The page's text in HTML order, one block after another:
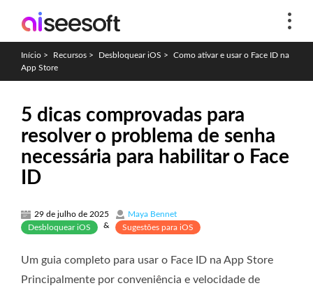
Início > Recursos > Desbloquear iOS >
Como ativar e usar o Face ID na
App Store
5 dicas comprovadas para
resolver o problema de senha
necessária para habilitar o Face
ID
29 de julho de 2025
Maya Bennet
Desbloquear iOS
& Sugestões para iOS
Um guia completo para usar o Face ID na App Store
Principalmente por conveniência e velocidade de